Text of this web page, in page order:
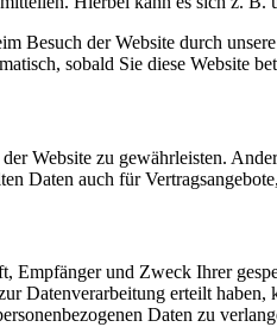
Besuch der Website durch
sobald Sie diese Website
Website zu gewährleisten.
Daten auch für
und Zweck Ihrer
Datenverarbeitung erteilt
Daten zu